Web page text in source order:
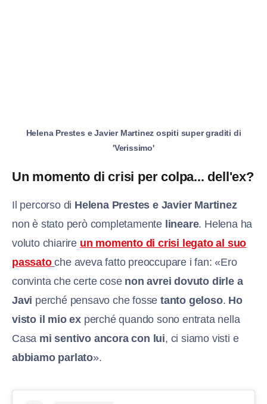
Helena Prestes e Javier Martinez ospiti super graditi di
'Verissimo'
Un momento di crisi per colpa... dell'ex?
Il percorso di Helena Prestes e Javier Martinez
non è stato però completamente lineare. Helena ha
voluto chiarire un momento di crisi legato al suo
passato che aveva fatto preoccupare i fan: «Ero
convinta che certe cose non avrei dovuto dirle a
Javi perché pensavo che fossetanto geloso. Ho
visto il mio ex perché quando sono entrata nella
Casa mi sentivo ancora con lui, ci siamo visti e
abbiamo parlato».